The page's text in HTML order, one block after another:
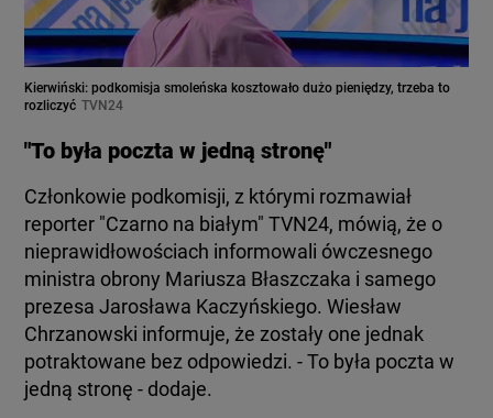
Kierwiński: podkomisja smoleńska kosztowało dużo pieniędzy, trzeba to
rozliczyć TVN24
"To była poczta w jedną stronę"
Członkowie podkomisji, z którymi rozmawiał
reporter "Czarno na białym" TVN24, mówią, że o
nieprawidłowościach informowali ówczesnego
ministra obrony Mariusza Błaszczaka i samego
prezesa Jarosława Kaczyńskiego. Wiesław
Chrzanowski informuje, że zostały one jednak
potraktowane bez odpowiedzi. - To była poczta w
jedną stronę - dodaje.